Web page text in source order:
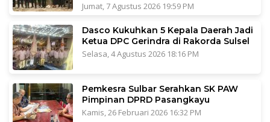
Jumat, 7 Agustus 2026 19:59 PM
Dasco Kukuhkan 5 Kepala Daerah Jadi
Ketua DPC Gerindra di Rakorda Sulsel
Selasa, 4 Agustus 2026 18:16 PM
Pemkesra Sulbar Serahkan SK PAW
Pimpinan DPRD Pasangkayu
Kamis, 26 Februari 2026 16:32 PM